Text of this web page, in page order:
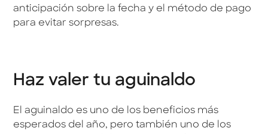
anticipación sobre la fecha y el método de pago
para evitar sorpresas.
Haz valer tu aguinaldo
El aguinaldo es uno de los beneficios más
esperados del año, pero también uno de los